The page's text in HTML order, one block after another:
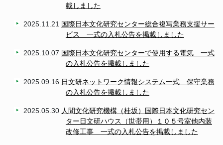
載しました
2025.11.21 国際日本文化研究センター総合複写業務支援サー
ビス 一式の入札公告を掲載しました
2025.10.07 国際日本文化研究センターで使用する電気 一式
の入札公告を掲載しました
2025.09.16 日文研ネットワーク情報システム一式 保守業務
の入札公告を掲載しました
2025.05.30 人間文化研究機構（桂坂）国際日本文化研究セン
ター日文研ハウス（世帯用）１０５号室他内装
改修工事 一式の入札公告を掲載しました